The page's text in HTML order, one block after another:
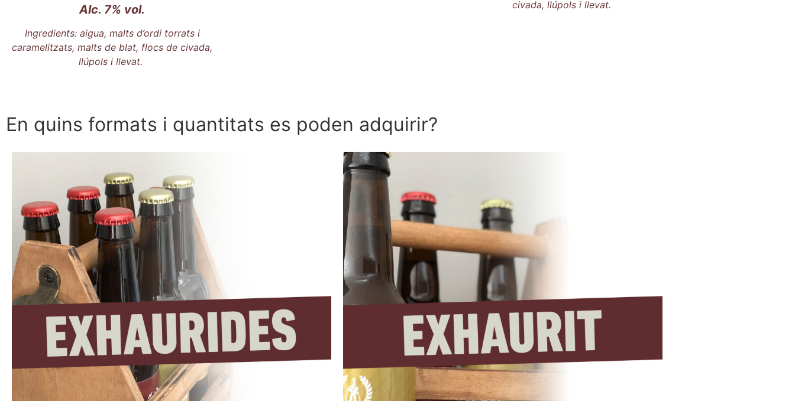
Alc. 7% vol.
Ingredients: aigua, malts d’ordi torrats i
caramelitzats, malts de blat, flocs de civada,
llúpols i llevat.
civada, llúpols i llevat.
En quins formats i quantitats es poden adquirir?